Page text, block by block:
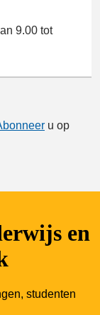
9.00 tot
u op
en
studenten